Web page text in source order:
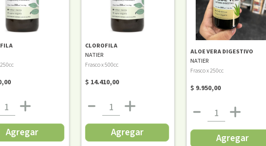
Agregar
CLOROFILA
NATIER
Frasco x 500cc
$ 14.410,00
Agregar
ALOE VERA DIGESTIVO
NATIER
Frasco x 250cc
$ 9.950,00
Agregar